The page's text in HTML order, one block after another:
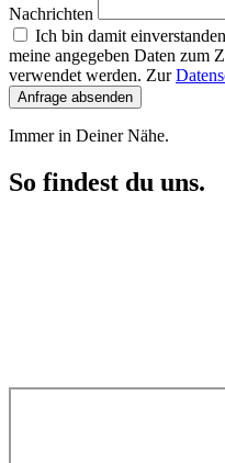
Nachrichten
Ich bin damit
meine angegeben Daten zum
verwendet werden. Zur
Anfrage absenden
Immer in Deiner Nähe.
So findest du uns.